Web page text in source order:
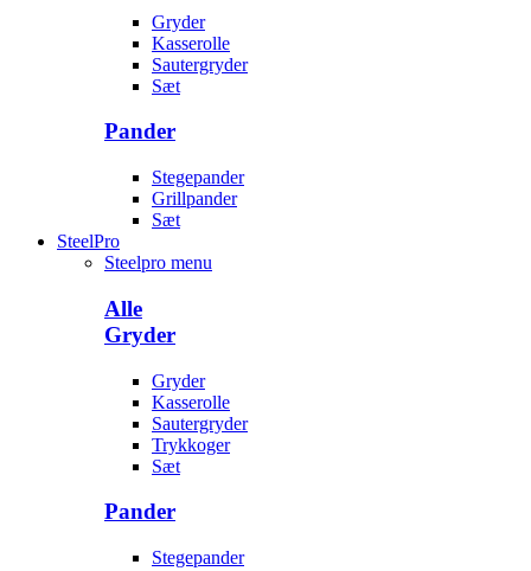
Gryder
Kasserolle
Sautergryder
Sæt
Pander
Stegepander
Grillpander
Sæt
SteelPro
Steelpro menu
Alle
Gryder
Gryder
Kasserolle
Sautergryder
Trykkoger
Sæt
Pander
Stegepander